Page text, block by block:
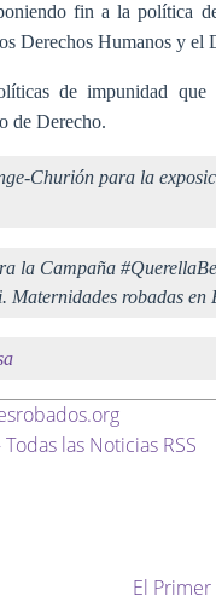
fin a la política
Derechos Humanos y el
de impunidad
de Derecho.
Churión para la
la Campaña
Maternidades robadas en
las Noticias RSS
El